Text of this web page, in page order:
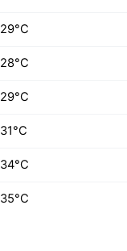
29°C
28°C
29°C
31°C
34°C
35°C